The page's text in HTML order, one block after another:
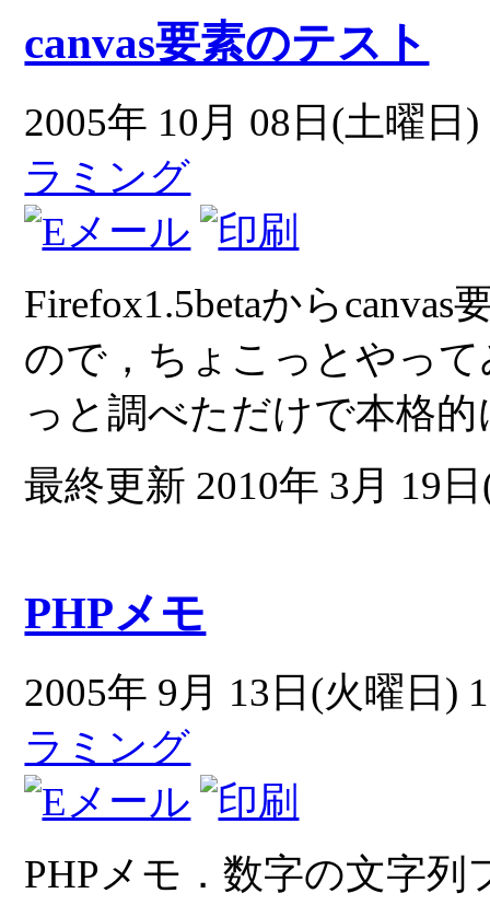
canvas要素のテスト
2005年 10月 08日(土曜日
ラミング
Firefox1.5betaから
ので，ちょこっとやっ
っと調べただけで本格
最終更新 2010年 3月 19
PHPメモ
2005年 9月 13日(火曜日)
ラミング
PHPメモ．数字の文字